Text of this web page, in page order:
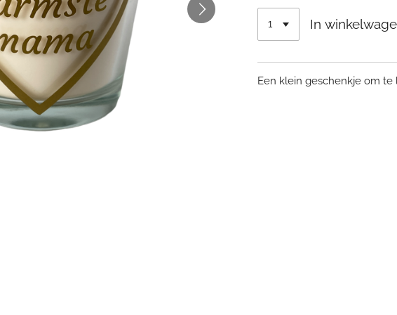
In
Een klein geschenkje om